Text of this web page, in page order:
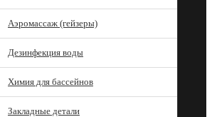
Аэромассаж (гейзеры)
Дезинфекция воды
Химия для бассейнов
Закладные детали